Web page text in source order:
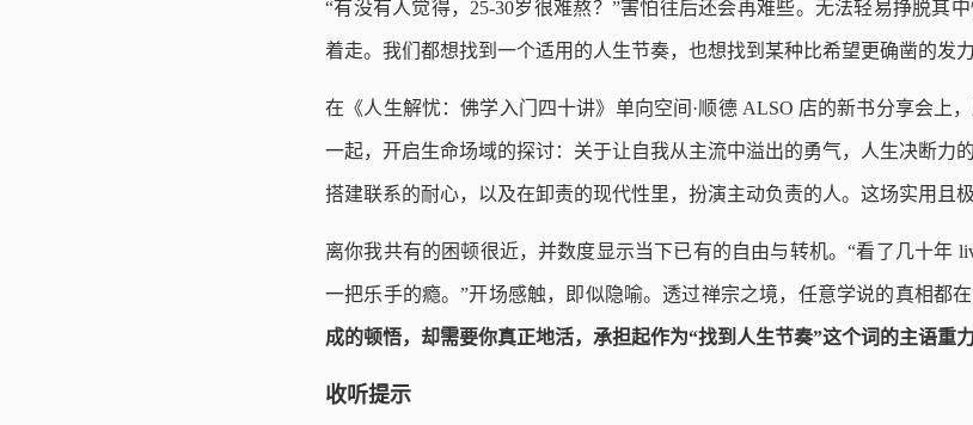
“有没有人觉得，25-30岁很难熬？”害怕往后还会再难些。无法轻易挣脱其
着走。我们都想找到一个适用的人生节奏，也想找到某种比希望更确凿的发
在《人生解忧：佛学入门四十讲》单向空间·顺德 ALSO 店的新书分享会上
一起，开启生命场域的探讨：关于让自我从主流中溢出的勇气，人生决断力
搭建联系的耐心，以及在卸责的现代性里，扮演主动负责的人。这场实用且
离你我共有的困顿很近，并数度显示当下已有的自由与转机。“看了几十年
一把乐手的瘾。”开场感触，即似隐喻。透过禅宗之境，任意学说的真相都
成的顿悟，却需要你真正地活，承担起作为“找到人生节奏”这个词的主语重力
收听提示